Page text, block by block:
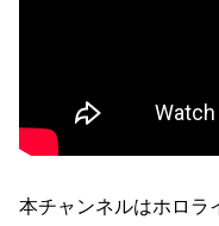
本チャンネルはホロラ